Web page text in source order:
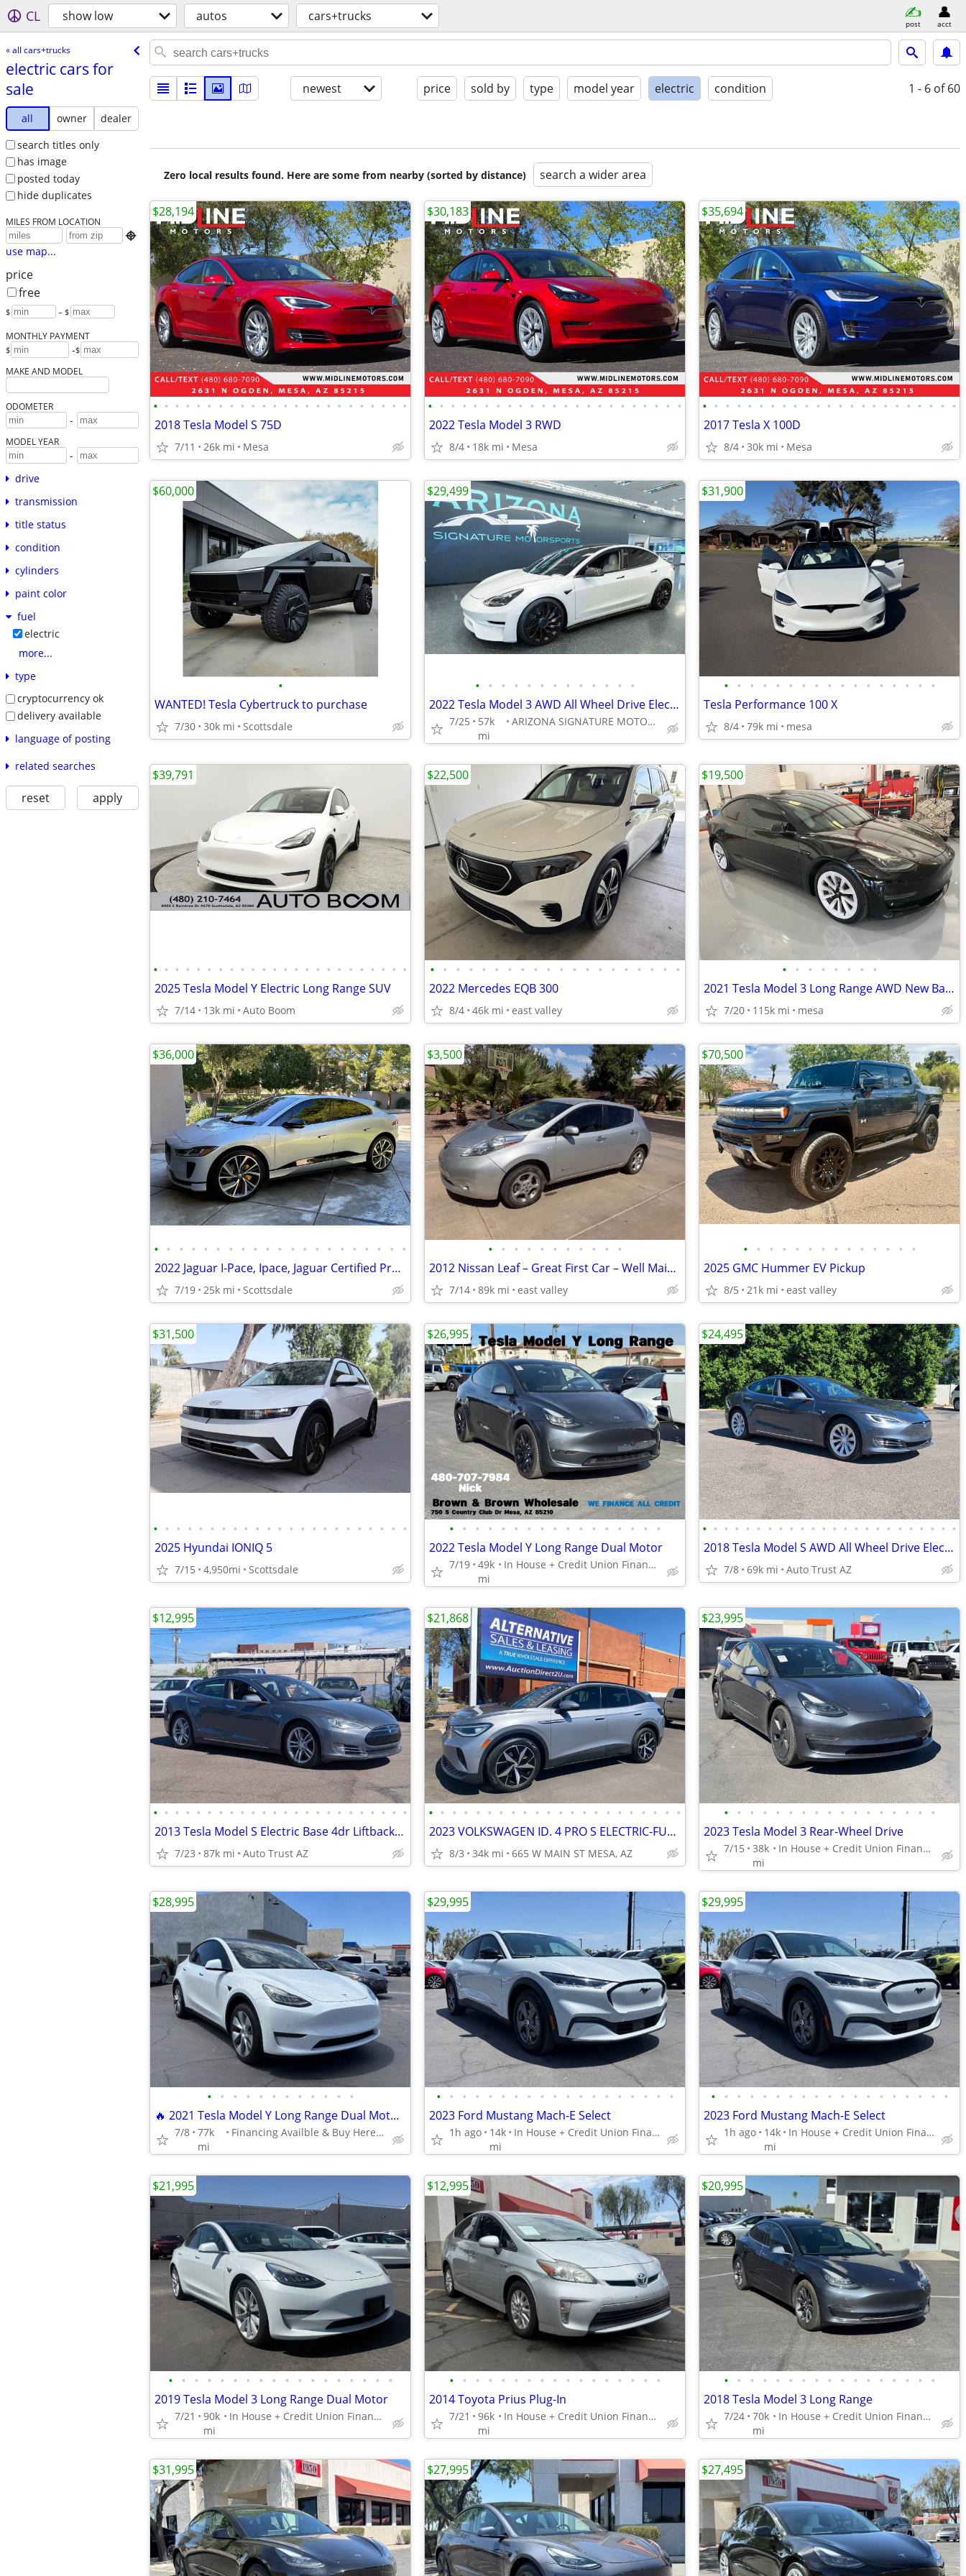
CL show low autos cars+trucks post acct
« all cars+trucks
electric cars for
sale
all owner
dealer
search titles only
has image
posted today
hide duplicates
MILES FROM LOCATION

use map...
price
free
$ – $
MONTHLY PAYMENT
$ -$
MAKE AND MODEL
ODOMETER
-
MODEL YEAR
-
drive
transmission
title status
condition
cylinders
paint color
fuel
electric
more...
type
cryptocurrency ok
delivery available
language of posting
related searches
reset apply
newest price sold by type model year electric condition 1 - 6 of 60
Zero local results found. Here are some from nearby (sorted by distance) search a wider area
• • • • • • • • • • • • • • • • • • • • • • • •
2018 Tesla Model S 75D
7/11 26k mi Mesa
$28,194
• • • • • • • • • • • • • • • • • • • • • • •
2022 Tesla Model 3 RWD
8/4 18k mi Mesa
$30,183
• • • • • • • • • • • • • • • • • • • • • • •
2017 Tesla X 100D
8/4 30k mi Mesa
$35,694
•
WANTED! Tesla Cybertruck to purchase
7/30 30k mi Scottsdale
$60,000
• • • • • • • • • • • • •
2022 Tesla Model 3 AWD All Wheel Drive Electric Performance Sedan
7/25
57k
mi
ARIZONA SIGNATURE MOTORSPORTS
$29,499
• • • • • • • • • • • • • • • • •
Tesla Performance 100 X
8/4 79k mi mesa
$31,900
• • • • • • • • • • • • • • • • • • • • • • • •
2025 Tesla Model Y Electric Long Range SUV
7/14 13k mi Auto Boom
$39,791
• • • • • • • • • • • • • • • • • • • •
2022 Mercedes EQB 300
8/4 46k mi east valley
$22,500
• • • • • • • •
2021 Tesla Model 3 Long Range AWD New Battery
7/20 115k mi mesa
$19,500
• • • • • • • • • • • • • • • • • • • • •
2022 Jaguar I-Pace, Ipace, Jaguar Certified Pre-Owned, Tesla model y 3
7/19 25k mi Scottsdale
$36,000
• • • • • • • • • • •
2012 Nissan Leaf – Great First Car – Well Maintained
7/14 89k mi east valley
$3,500
• • • • • • • • • • • • • •
2025 GMC Hummer EV Pickup
8/5 21k mi east valley
$70,500
• • • • • • • • • • • • • • • • • • • • • • •
2025 Hyundai IONIQ 5
7/15 4,950mi Scottsdale
$31,500
• • • • • • • • • • • • • • • • •
2022 Tesla Model Y Long Range Dual Motor
7/19 49k
mi
In House + Credit Union Financing Available! 480 707 7984
$26,995
• • • • • • • • • • • • • • • • • • • • • • • •
2018 Tesla Model S AWD All Wheel Drive Electric 100D 4dr Liftback Sedan
7/8 69k mi Auto Trust AZ
$24,495
• • • • • • • • • • • • • • • • • • • • • • • •
2013 Tesla Model S Electric Base 4dr Liftback (60 kWh) Sedan
7/23 87k mi Auto Trust AZ
$12,995
• • • • • • • • • • • • • • • • • • • • • •
2023 VOLKSWAGEN ID. 4 PRO S ELECTRIC-FULL FACTORY WARRANTY- 6.99% OAC!
8/3 34k mi 665 W MAIN ST MESA, AZ
$21,868
• • • • • • • • • • • • • • • • •
2023 Tesla Model 3 Rear-Wheel Drive
7/15
38k
mi
In House + Credit Union Financing Available! 480 707 7984
$23,995
• • • • • • • • • • • •
🔥 2021 Tesla Model Y Long Range Dual Motor AWD 🔥
7/8 77k
mi
Financing Availble & Buy Here Pay Here
$28,995
• • • • • • • • • • • • • • • • • • •
2023 Ford Mustang Mach-E Select
1h ago
14k
mi
In House + Credit Union Financing Available! 480 707 7984
$29,995
• • • • • • • • • • • • • • • • • • •
2023 Ford Mustang Mach-E Select
1h ago
14k
mi
In House + Credit Union Financing Available! 480 707 7984
$29,995
• • • • • • • • • • • • • • • • • •
2019 Tesla Model 3 Long Range Dual Motor
7/21
90k
mi
In House + Credit Union Financing Available! 480 707 7984
$21,995
• • • • • • • • • • • • • • • • •
2014 Toyota Prius Plug-In
7/21
96k
mi
In House + Credit Union Financing Available! 480 707 7984
$12,995
• • • • • • • • • • • • • • • • •
2018 Tesla Model 3 Long Range
7/24 70k
mi
In House + Credit Union Financing Available! 480 707 7984
$20,995
$31,995 $27,995 $27,495